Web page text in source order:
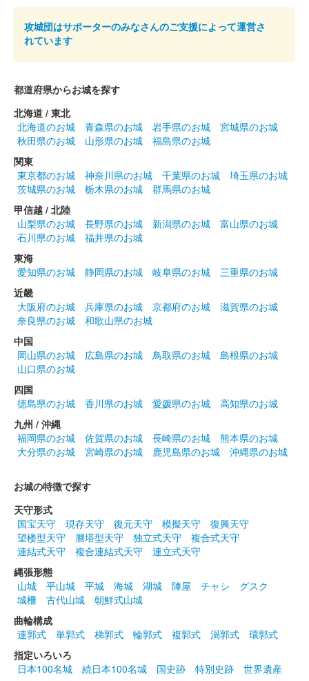
小倉城 御城印
ほかに青、赤の下地版もある
小倉城 御城印
配布終了
「WESTER」アプリから駅からお城スタンプラリー2024に参加
し、小倉城の天守最上階にあるQRコードを読み取り、スタンプ
を獲得する。スタンプ獲得と同時に抽選が始まり、抽選に当たっ
た場合、「しろテラス……
小倉城 御城印 小笠原版 緑
小倉城 御城印
小倉城 御城印
配布終了
小倉お城まつりは65回を記念して、お城まつり開催日に天守閣に
入場した人に無料で配布された御城印。各日限定1,500枚
小倉城 御城印 迎え虎 プラチナ版
小倉城 御城印 送り虎 プラチナ版
一枚一枚、職人が手作業で箔押し製作されたプラチナ御城印。
小倉城 御城印 兜デザイン「二刀流」
大谷翔平選手の兜セレブレーションで有名になった兜と小倉にゆ
かりの「二刀流」宮本武蔵の家紋である「九曜巴紋」がデザイン
されている。
攻城団はサポーターのみなさんのご支援によって運営さ
れています
都道府県からお城を探す
北海道 / 東北
北海道のお城
青森県のお城 岩手県のお城
宮城県のお城
秋田県のお城
山形県のお城
福島県のお城
関東
東京都のお城
神奈川県のお城 千葉県のお城
埼玉県のお城
茨城県のお城
栃木県のお城
群馬県のお城
甲信越 / 北陸
山梨県のお城
長野県のお城 新潟県のお城
富山県のお城
石川県のお城
福井県のお城
東海
愛知県のお城
静岡県のお城 岐阜県のお城
三重県のお城
近畿
大阪府のお城
兵庫県のお城 京都府のお城
滋賀県のお城
奈良県のお城
和歌山県のお城
中国
岡山県のお城
広島県のお城 鳥取県のお城
島根県のお城
山口県のお城
四国
徳島県のお城
香川県のお城 愛媛県のお城
高知県のお城
九州 / 沖縄
福岡県のお城
佐賀県のお城 長崎県のお城
熊本県のお城
大分県のお城
宮崎県のお城 鹿児島県のお城 沖縄県のお城
お城の特徴で探す
天守形式
国宝天守
現存天守 復元天守 模擬天守
復興天守
望楼型天守
層塔型天守 独立式天守
複合式天守
連結式天守
複合連結式天守
連立式天守
縄張形態
山城
平山城 平城 海城 湖城 陣屋 チャシ
グスク
城柵
古代山城
朝鮮式山城
曲輪構成
連郭式
単郭式 梯郭式 輪郭式 複郭式 渦郭式
環郭式
指定いろいろ
日本100名城
続日本100名城 国史跡 特別史跡 世界遺産